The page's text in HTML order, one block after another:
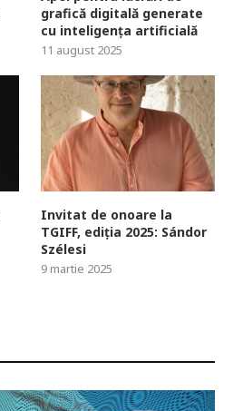
grafică digitală generate
cu inteligența artificială
11 august 2025
Invitat de onoare la
TGIFF, ediția 2025: Sándor
Szélesi
9 martie 2025